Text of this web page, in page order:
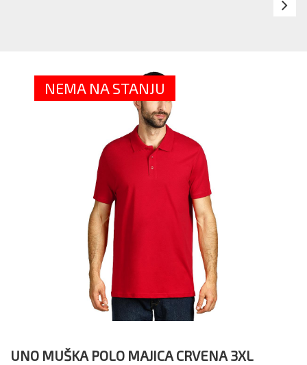
NEMA NA STANJU
UNO MUŠKA POLO MAJICA CRVENA 3XL